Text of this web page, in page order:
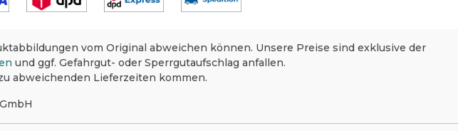
vom Original abweichen können. Unsere Preise sind exklusive der
und ggf. Gefahrgut- oder Sperrgutaufschlag anfallen.
abweichenden Lieferzeiten kommen.